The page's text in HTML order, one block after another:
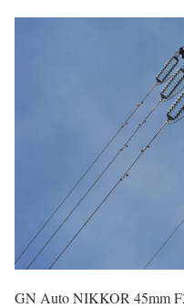
GN Auto NIKKOR 45mm